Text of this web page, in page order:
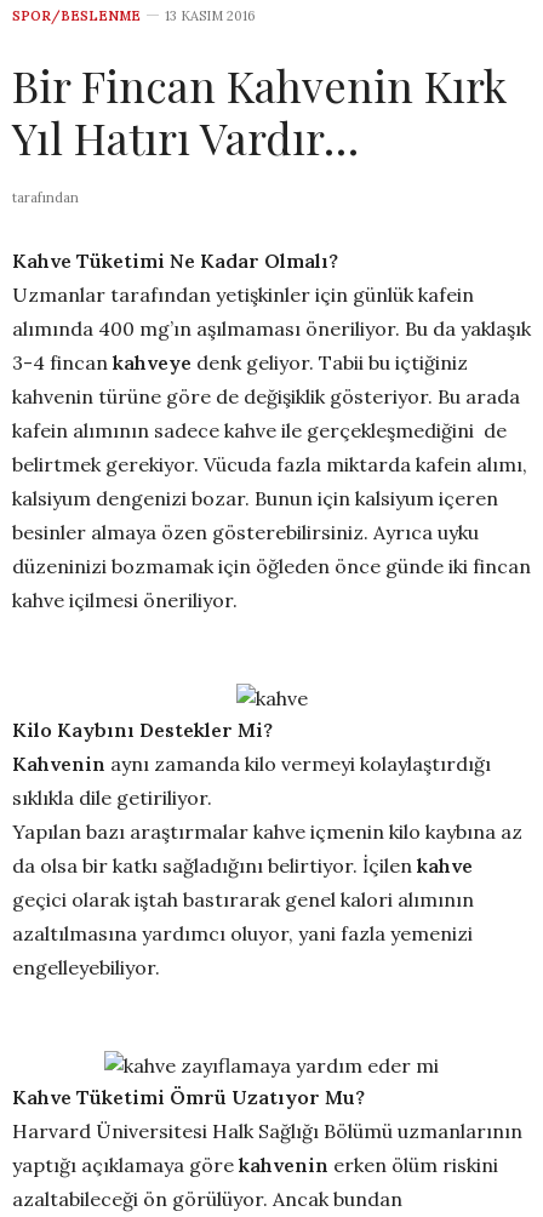
SPOR/BESLENME 13 KASIM 2016
Bir Fincan Kahvenin Kırk
Yıl Hatırı Vardır…
tarafından
Kahve Tüketimi Ne Kadar Olmalı?
Uzmanlar tarafından yetişkinler için günlük kafein
alımında 400 mg’ın aşılmaması öneriliyor. Bu da yaklaşık
3-4 fincan kahveye denk geliyor. Tabii bu içtiğiniz
kahvenin türüne göre de değişiklik gösteriyor. Bu arada
kafein alımının sadece kahve ile gerçekleşmediğini de
belirtmek gerekiyor. Vücuda fazla miktarda kafein alımı,
kalsiyum dengenizi bozar. Bunun için kalsiyum içeren
besinler almaya özen gösterebilirsiniz. Ayrıca uyku
düzeninizi bozmamak için öğleden önce günde iki fincan
kahve içilmesi öneriliyor.
Kilo Kaybını Destekler Mi?
Kahvenin aynı zamanda kilo vermeyi kolaylaştırdığı
sıklıkla dile getiriliyor.
Yapılan bazı araştırmalar kahve içmenin kilo kaybına az
da olsa bir katkı sağladığını belirtiyor. İçilen kahve
geçici olarak iştah bastırarak genel kalori alımının
azaltılmasına yardımcı oluyor, yani fazla yemenizi
engelleyebiliyor.
Kahve Tüketimi Ömrü Uzatıyor Mu?
Harvard Üniversitesi Halk Sağlığı Bölümü uzmanlarının
yaptığı açıklamaya göre kahvenin erken ölüm riskini
azaltabileceği ön görülüyor. Ancak bundan